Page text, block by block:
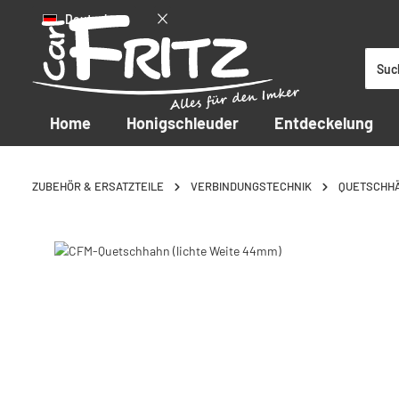
Hauptinhalt springen
Zur Suche springen
Zur Hauptnavigation springen
Deutsch
Home Honigschleuder Entdeckelung
ZUBEHÖR & ERSATZTEILE VERBINDUNGSTECHNIK
Bildergalerie überspringen